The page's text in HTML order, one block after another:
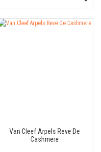
Van Cleef Arpels Reve De
Cashmere